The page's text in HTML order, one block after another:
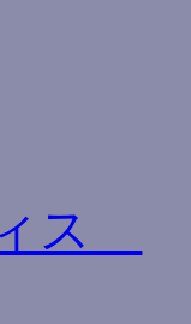
ィス